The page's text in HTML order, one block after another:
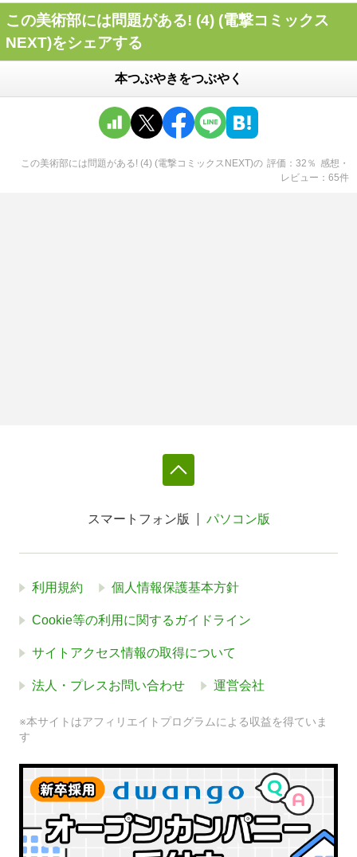
この美術部には問題がある! (4) (電撃コミックス
NEXT)をシェアする
本つぶやきをつぶやく
この美術部には問題がある! (4) (電撃コミックスNEXT)の 評価 32 ％ 感想・
レビュー
65件
スマートフォン版 パソコン版
利用規約 個人情報保護基本方針
Cookie等の利用に関するガイドライン
サイトアクセス情報の取得について
法人・プレスお問い合わせ 運営会社
※本サイトはアフィリエイトプログラムによる収益を得ていま
す